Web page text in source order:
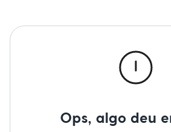
Plus size
Blusas e Camisetas
Possível secar em tambor
Secagem em varal.
Ops, algo deu